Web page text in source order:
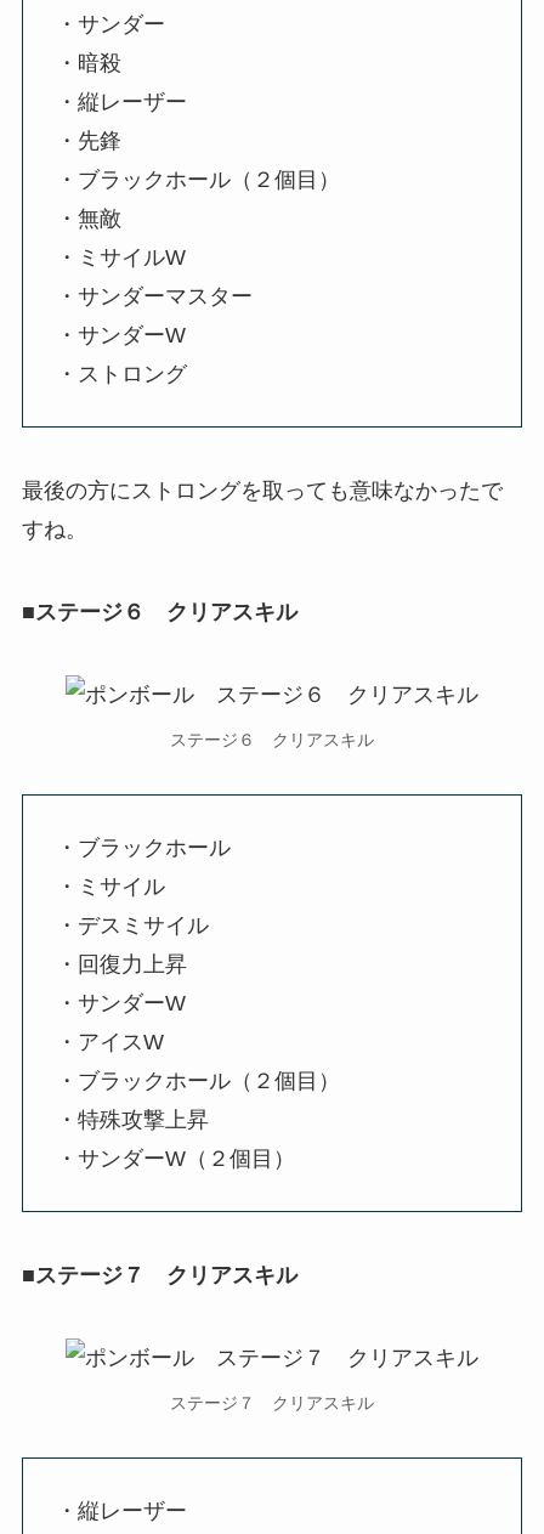
・サンダー
・暗殺
・縦レーザー
・先鋒
・ブラックホール（２個目）
・無敵
・ミサイルW
・サンダーマスター
・サンダーW
・ストロング
最後の方にストロングを取っても意味なかったで
すね。
■ステージ６ クリアスキル
ステージ６ クリアスキル
・ブラックホール
・ミサイル
・デスミサイル
・回復力上昇
・サンダーW
・アイスW
・ブラックホール（２個目）
・特殊攻撃上昇
・サンダーW（２個目）
■ステージ７ クリアスキル
ステージ７ クリアスキル
・縦レーザー